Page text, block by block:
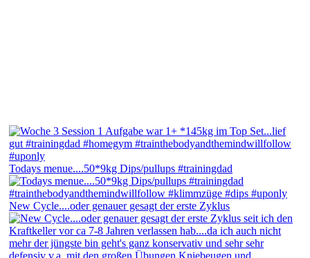
Todays menue....50*9kg Dips/pullups #trainingdad
New Cycle....oder genauer gesagt der erste Zyklus